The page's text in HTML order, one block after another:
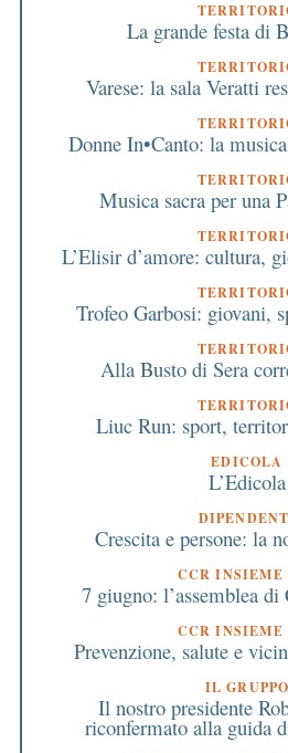
La grande festa di
Varese: la sala Veratti
Donne In•Canto: la
Musica sacra per una
L’Elisir d’amore: cultura,
Trofeo Garbosi: giovani,
Alla Busto di Sera
Liuc Run: sport,
EDICOLA
L’Edicola
Crescita e persone: la
CCR INSIEME
7 giugno: l’assemblea
CCR INSIEME
Prevenzione, salute e
IL GRUPPO
Il nostro presidente
riconfermato alla guida